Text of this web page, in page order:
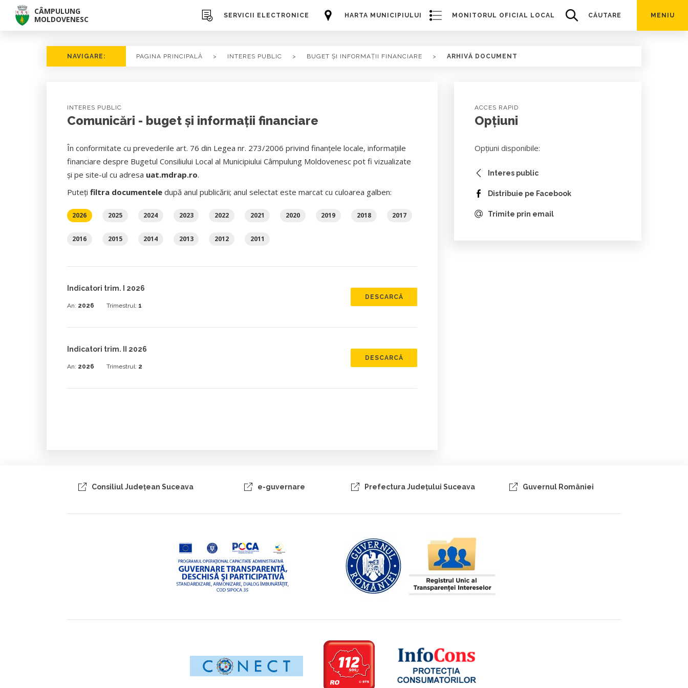
CÂMPULUNG
MOLDOVENESC
HARTA MUNICIPIULUI
SERVICII ELECTRONICE MONITORUL OFICIAL LOCAL CĂUTARE MENIU
NAVIGARE: PAGINA PRINCIPALĂ > INTERES PUBLIC > BUGET ȘI INFORMAȚII FINANCIARE > ARHIVĂ DOCUMENT
INTERES PUBLIC
Comunicări - buget și informații financiare
În conformitate cu prevederile art. 76 din Legea nr. 273/2006 privind finanţele locale, informaţiile
financiare despre Bugetul Consiliului Local al Municipiului Câmpulung Moldovenesc pot fi vizualizate
şi pe site-ul cu adresa uat.mdrap.ro.
Puteți filtra documenteledupă anul publicării; anul selectat este marcat cu culoarea galben:
2026 2025 2024 2023 2022 2021 2020 2019 2018 2017
2016 2015 2014 2013 2012 2011
Indicatori trim. I 2026
An: 2026 Trimestrul: 1
DESCARCĂ
Indicatori trim. II 2026
An: 2026 Trimestrul: 2
DESCARCĂ
ACCES RAPID
Opțiuni
Opțiuni disponibile:
Interes public
Distribuie pe Facebook
Trimite prin email
Consiliul Judeţean Suceava e-guvernare Prefectura Judeţului Suceava Guvernul României